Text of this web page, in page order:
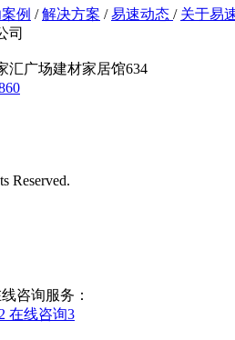
例 / 解决方案 / 易速动态 / 关于易
司
汇广场建材家居馆634
Reserved.
咨询服务：
在线咨询3